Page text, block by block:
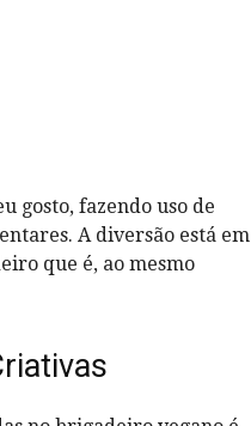
gosto, ⁢fazendo uso ‍de
A diversão está ‌em
que é, ao mesmo